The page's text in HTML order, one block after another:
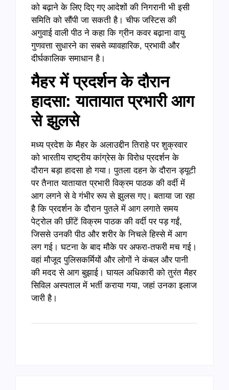
को बढ़ाने के लिए दिए गए आदेशों की निगरानी भी इसी
समिति को सौंपी जा सकती है। चीफ जस्टिस की
अगुवाई वाली पीठ ने कहा कि ग्रीन कवर बढ़ाना वायु
गुणवत्ता सुधारने का सबसे व्यावहारिक, प्रभावी और
दीर्घकालिक समाधान है।
मैहर में प्रदर्शन के दौरान
हादसा: यातायात प्रभारी आग
से झुलसे
मध्य प्रदेश के मैहर के अलाउद्दीन तिराहे पर शुक्रवार
को भारतीय राष्ट्रीय कांग्रेस के विरोध प्रदर्शन के
दौरान बड़ा हादसा हो गया। पुतला दहन के दौरान ड्यूटी
पर तैनात यातायात प्रभारी विक्रम पाठक की वर्दी में
आग लगने से वे गंभीर रूप से झुलस गए। बताया जा रहा
है कि प्रदर्शन के दौरान पुतले में आग लगाते समय
पेट्रोल की छींटें विक्रम पाठक की वर्दी पर पड़ गईं,
जिससे उनकी पीठ और शरीर के निचले हिस्से में आग
लग गई। घटना के बाद मौके पर अफरा-तफरी मच गई।
वहां मौजूद पुलिसकर्मियों और लोगों ने कंबल और पानी
की मदद से आग बुझाई। घायल अधिकारी को तुरंत मैहर
सिविल अस्पताल में भर्ती कराया गया, जहां उनका इलाज
जारी है।